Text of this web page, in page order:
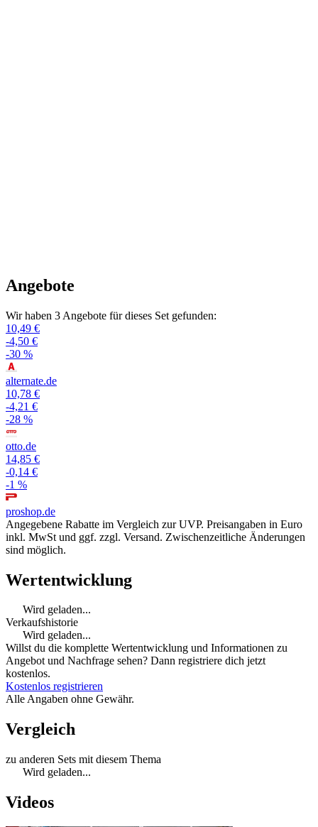
Angebote
Wir haben 3 Angebote für dieses Set gefunden:
10,49 €
-4,50 €
-30 %
alternate.de
10,78 €
-4,21 €
-28 %
otto.de
14,85 €
-0,14 €
-1 %
proshop.de
Angegebene Rabatte im Vergleich zur UVP. Preisangaben in Euro
inkl. MwSt und ggf. zzgl. Versand. Zwischenzeitliche Änderungen
sind möglich.
Wertentwicklung
Wird geladen...
Verkaufshistorie
Wird geladen...
Willst du die komplette Wertentwicklung und Informationen zu
Angebot und Nachfrage sehen? Dann registriere dich jetzt
kostenlos.
Kostenlos registrieren
Alle Angaben ohne Gewähr.
Vergleich
zu anderen Sets mit diesem Thema
Wird geladen...
Videos